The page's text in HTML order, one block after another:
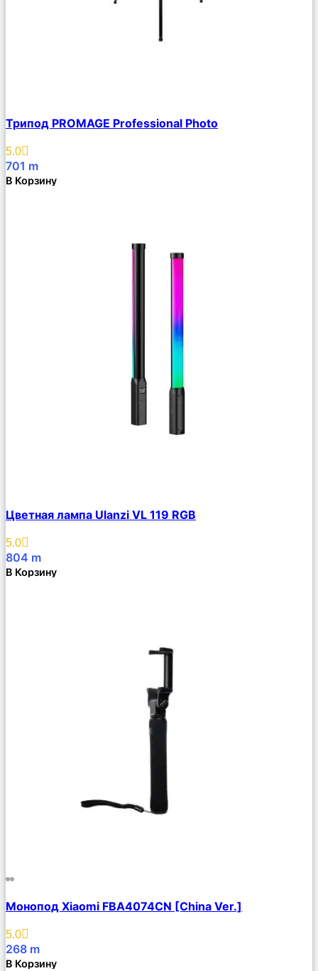
Описание
Избранное
Трипод PROMAGE Professional Photo
5.0
701 m
В Корзину
Описание
Избранное
Цветная лампа Ulanzi VL 119 RGB
5.0
804 m
В Корзину
Описание
Избранное
Монопод Xiaomi FBA4074CN [China Ver.]
5.0
268 m
В Корзину